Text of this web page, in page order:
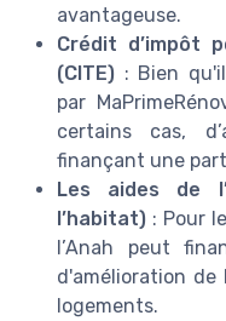
avantageuse.
Crédit d’impôt
(CITE) : Bien
par
certains cas,
finançant une
Les aides de
l’habitat) : Pour
l’Anah peut
d'amélioration de
logements.